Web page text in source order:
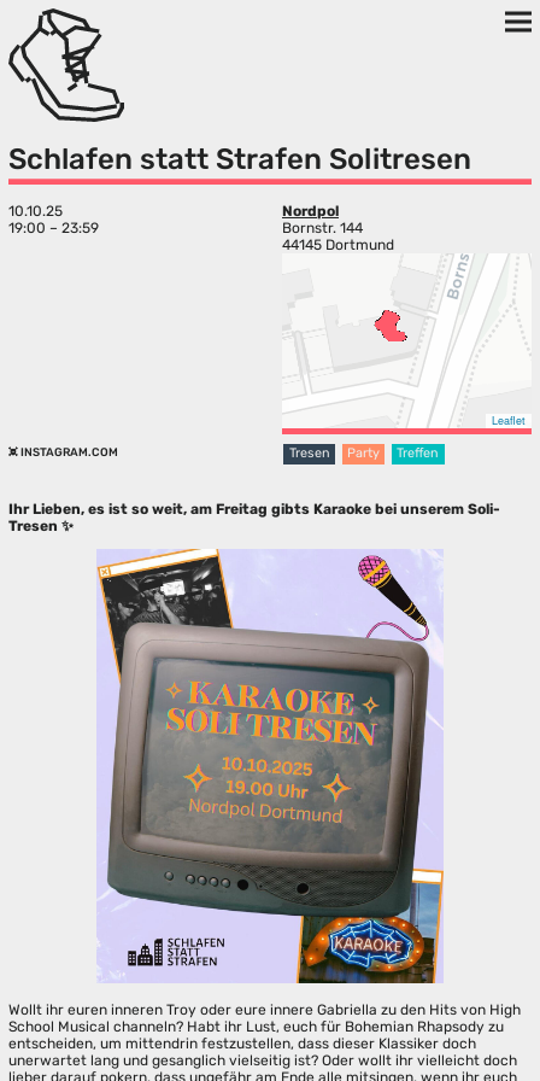
Schlafen statt Strafen Solitresen
10.10.25
19:00 – 23:59
Nordpol
Bornstr. 144
44145 Dortmund
Leaflet
INSTAGRAM.COM Tresen Party Treffen
Ihr Lieben, es ist so weit, am Freitag gibts Karaoke bei unserem Soli-
Tresen ✨
Wollt ihr euren inneren Troy oder eure innere Gabriella zu den Hits von High
School Musical channeln? Habt ihr Lust, euch für Bohemian Rhapsody zu
entscheiden, um mittendrin festzustellen, dass dieser Klassiker doch
unerwartet lang und gesanglich vielseitig ist? Oder wollt ihr vielleicht doch
lieber darauf pokern, dass ungefähr am Ende alle mitsingen, wenn ihr euch